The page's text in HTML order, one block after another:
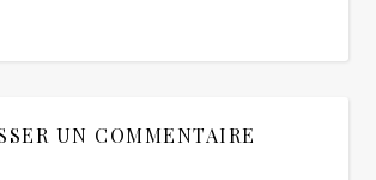
UN COMMENTAIRE